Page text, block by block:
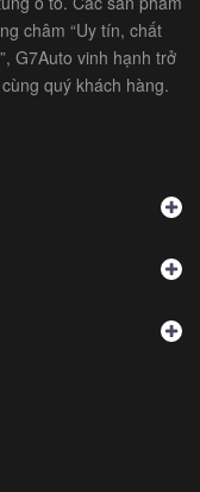
châm “Uy tín, chất
G7Auto vinh hạnh trở
quý khách hàng.